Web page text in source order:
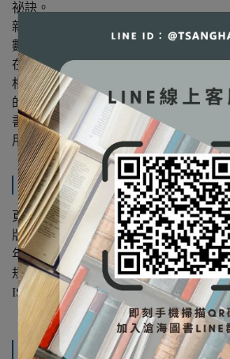
祕訣。
新版內容共分為三篇十三章，涵蓋大數
數據的前處理、大數據分析的方法與
在商業與製造上的進階應用，並且新
相關的方法介紹，增加讀者在大數據
的分析方法。
書中也提供R程式語言與實作範例輔以
用，進而提升大數據分析和數位決策能
規格說明
頁數：576
版次：第2版
年份：2019年
規格：16開/平裝/單色
ISBN：9789869688130
產品內容與運送說明